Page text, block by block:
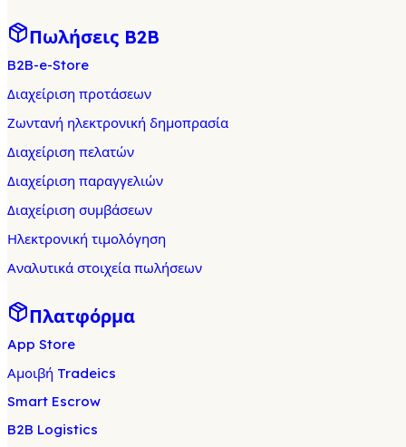
Πωλήσεις B2B
B2B-e-Store
Διαχείριση προτάσεων
Ζωντανή ηλεκτρονική δημοπρασία
Διαχείριση πελατών
Διαχείριση παραγγελιών
Διαχείριση συμβάσεων
Ηλεκτρονική τιμολόγηση
Αναλυτικά στοιχεία πωλήσεων
Πλατφόρμα
App Store
Αμοιβή Tradeics
Smart Escrow
B2B Logistics